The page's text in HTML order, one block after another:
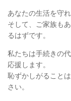
あなたの生活を守
そして、ご家族も
るはずです。
私たちは手続きの
応援します。
恥ずかしがること
さい。